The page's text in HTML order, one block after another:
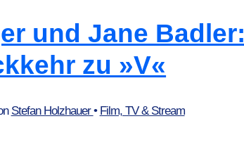
und Jane Badler:
zu »V«
Stefan Holzhauer• Film, TV & Stream